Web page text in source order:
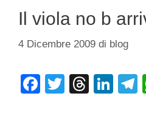
Il viola no b
4 Dicembre 2009 di blog
F
T
T
Li